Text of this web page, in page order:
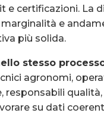
e certificazioni. La
e
più solida.
stesso
agronomi,
responsabili
su dati